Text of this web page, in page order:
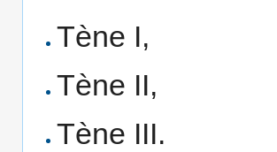
Tène I,
Tène II,
Tène III.